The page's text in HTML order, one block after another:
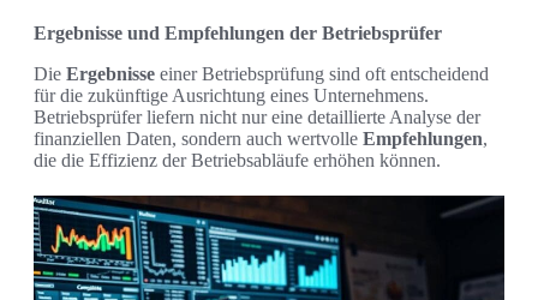
Ergebnisse und Empfehlungen der Betriebsprüfer
Die Ergebnisse einer Betriebsprüfung sind oft entscheidend
für die zukünftige Ausrichtung eines Unternehmens.
Betriebsprüfer liefern nicht nur eine detaillierte Analyse der
finanziellen Daten, sondern auch wertvolle Empfehlungen,
die die Effizienz der Betriebsabläufe erhöhen können.